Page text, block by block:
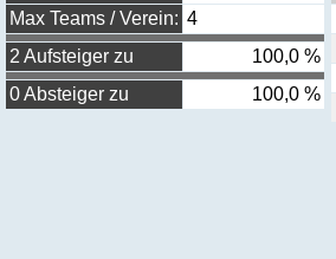
Max Teams / Verein: 4
2 Aufsteiger zu
100,0 %
0 Absteiger zu
100,0 %